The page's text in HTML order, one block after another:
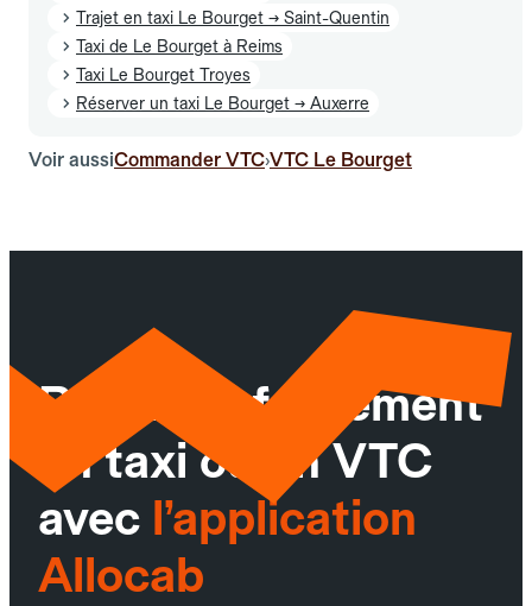
Trajet en taxi Le Bourget → Saint-Quentin
Taxi de Le Bourget à Reims
Taxi Le Bourget Troyes
Réserver un taxi Le Bourget → Auxerre
Voir aussiCommander VTC›VTC Le Bourget
Réservez facilement
un taxi ou un VTC
avec l’application
Allocab